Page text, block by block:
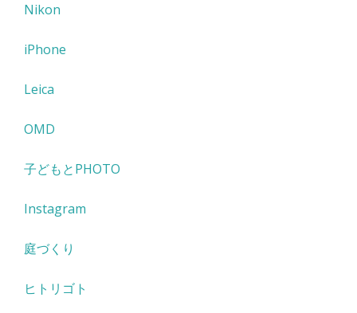
Nikon
iPhone
Leica
OMD
子どもとPHOTO
Instagram
庭づくり
ヒトリゴト